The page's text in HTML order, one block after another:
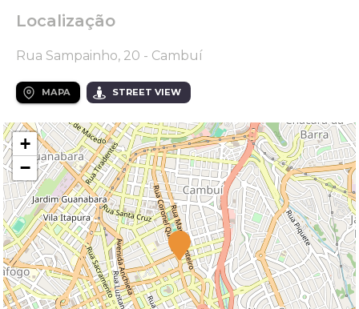
Localização
Rua Sampainho, 20 - Cambuí
MAPA STREET VIEW
+
−